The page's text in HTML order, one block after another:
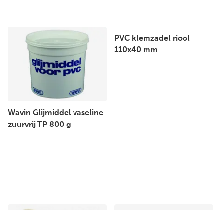
Wavin Glijmiddel vaseline
zuurvrij TP 800 g
PVC klemzadel riool
110x40 mm